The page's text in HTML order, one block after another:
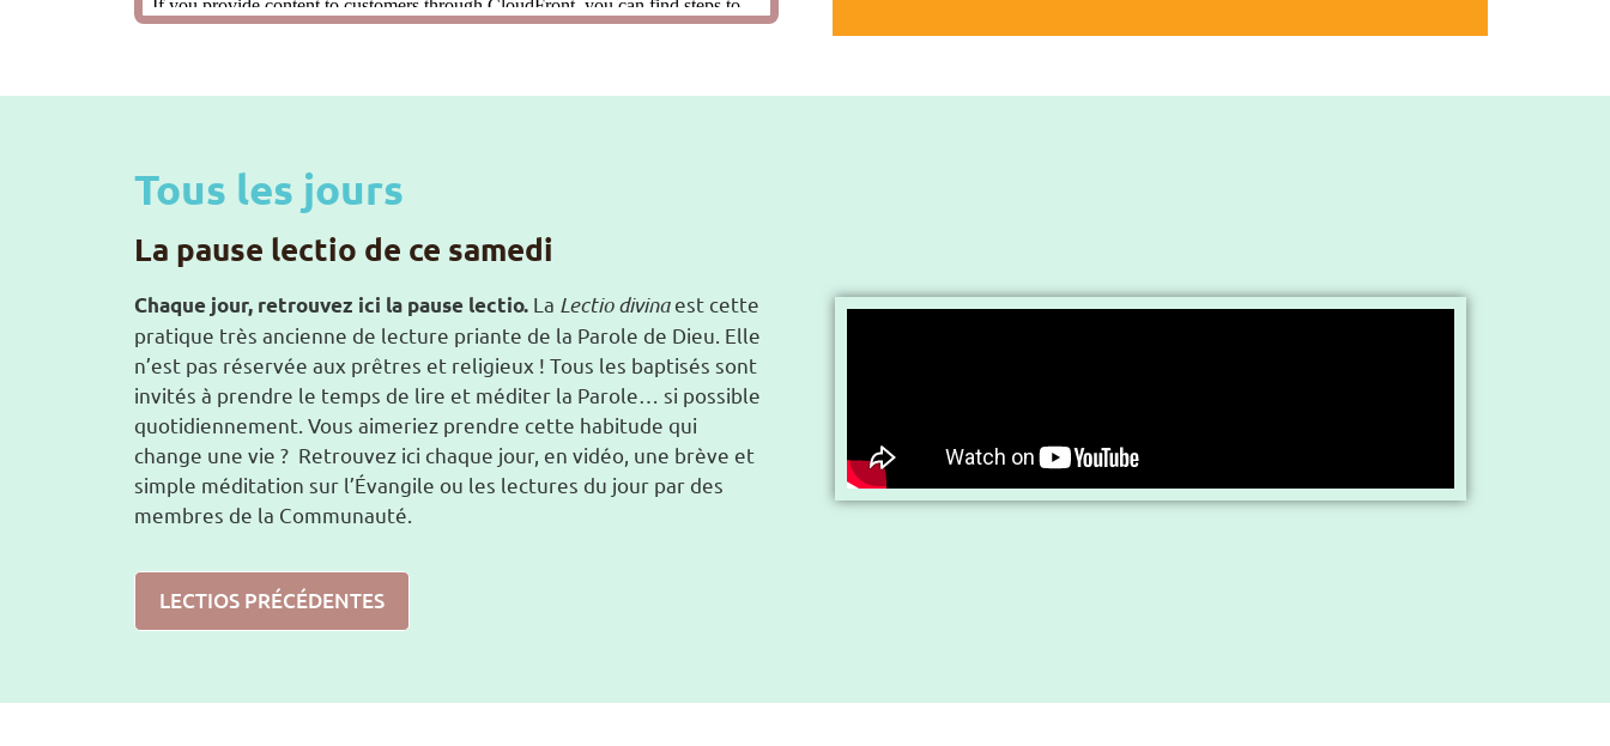
Tous les jours
La pause lectio de ce samedi
Chaque jour, retrouvez ici la pause lectio. La Lectio divinaest cette
pratique très ancienne de lecture priante de la Parole de Dieu. Elle
n’est pas réservée aux prêtres et religieux ! Tous les baptisés sont
invités à prendre le temps de lire et méditer la Parole… si possible
quotidiennement. Vous aimeriez prendre cette habitude qui
change une vie ? Retrouvez ici chaque jour, en vidéo, une brève et
simple méditation sur l’Évangile ou les lectures du jour par des
membres de la Communauté.
LECTIOS PRÉCÉDENTES